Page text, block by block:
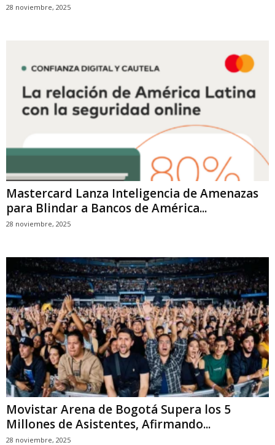
28 noviembre, 2025
Mastercard Lanza Inteligencia de Amenazas
para Blindar a Bancos de América...
28 noviembre, 2025
Movistar Arena de Bogotá Supera los 5
Millones de Asistentes, Afirmando...
28 noviembre, 2025